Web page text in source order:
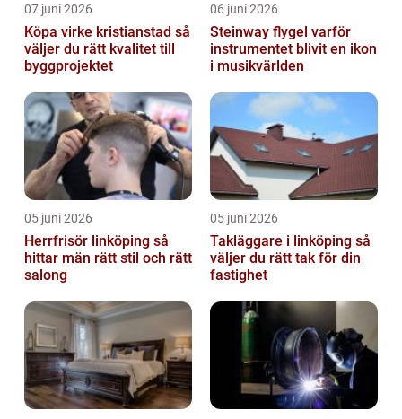
07 juni 2026
Köpa virke kristianstad så
väljer du rätt kvalitet till
byggprojektet
06 juni 2026
Steinway flygel varför
instrumentet blivit en ikon
i musikvärlden
05 juni 2026
Herrfrisör linköping så
hittar män rätt stil och rätt
salong
05 juni 2026
Takläggare i linköping så
väljer du rätt tak för din
fastighet